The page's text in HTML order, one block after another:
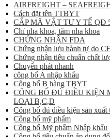
AIRFREIGHT –
Cách đặt tên TTBYT
CẤP MÃ VẬT TƯ Y TẾ QĐ
Chỉ nha khoa, tăm nha khoa
CHỨNG NHẬN FDA
Chứng nhận lưu hành tự do
Chứng nhận tiêu chuẩn chất
Chuyển phát nhanh
công bố A nhập khẩu
Công bố B hàng TBYT
CÔNG BỐ ĐỦ ĐIỀU KIỆN
LOẠI B,C,D
Công bố đủ điều kiện sản xuất
Công bố mỹ phẩm
Công bố Mỹ phẩm Nhập khẩu